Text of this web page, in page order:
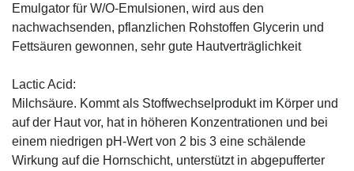
Emulgator für W/O-Emulsionen, wird aus den
nachwachsenden, pflanzlichen Rohstoffen Glycerin und
Fettsäuren gewonnen, sehr gute Hautverträglichkeit
Lactic Acid:
Milchsäure. Kommt als Stoffwechselprodukt im Körper und
auf der Haut vor, hat in höheren Konzentrationen und bei
einem niedrigen pH-Wert von 2 bis 3 eine schälende
Wirkung auf die Hornschicht, unterstützt in abgepufferter